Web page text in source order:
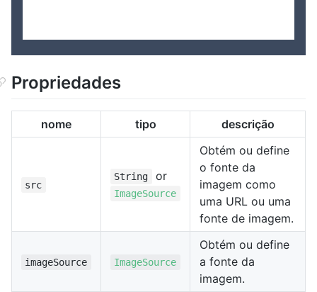
Propriedades
nome tipo descrição
src
String or
ImageSource
Obtém ou define
o fonte da
imagem como
uma URL ou uma
fonte de imagem.
imageSource ImageSource
Obtém ou define
a fonte da
imagem.